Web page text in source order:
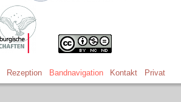
Rezeption Bandnavigation Kontakt Privat